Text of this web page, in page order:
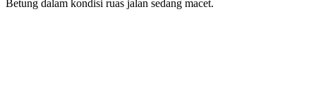
Betung dalam kondisi ruas jalan sedang macet.